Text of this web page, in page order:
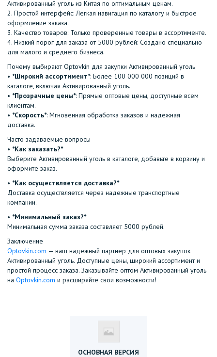
Активированный уголь из Китая по оптимальным ценам.
2.⁠ ⁠Простой интерфейс: Легкая навигация по каталогу и быстрое
оформление заказа.
3.⁠ ⁠Качество товаров: Только проверенные товары в ассортименте.
4.⁠ ⁠Низкий порог для заказа от 5000 рублей: Создано специально
для малого и среднего бизнеса.
Почему выбирают Optovkin для закупки Активированный уголь
•⁠ ⁠ *Широкий ассортимент*: Более 100 000 000 позиций в
каталоге, включая Активированный уголь.
•⁠ ⁠ *Прозрачные цены*: Прямые оптовые цены, доступные всем
клиентам.
•⁠ ⁠ *Скорость*: Мгновенная обработка заказов и надежная
доставка.
Часто задаваемые вопросы
•⁠ ⁠*Как заказать?*
Выберите Активированный уголь в каталоге, добавьте в корзину и
оформите заказ.
•⁠ ⁠ *Как осуществляется доставка?*
Доставка осуществляется через надежные транспортные
компании.
•⁠ ⁠ *Минимальный заказ?*
Минимальная сумма заказа составляет 5000 рублей.
Заключение
Optovkin.com — ваш надежный партнер для оптовых закупок
Активированный уголь. Доступные цены, широкий ассортимент и
простой процесс заказа. Заказывайте оптом Активированный уголь
на Optovkin.com и расширяйте свои возможности!
ОСНОВНАЯ ВЕРСИЯ